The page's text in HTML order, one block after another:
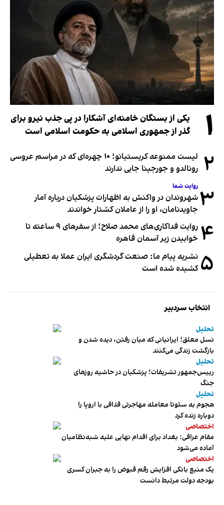
۱
یکی از بستگان خامنه‌ای آشکارا در پی جذب نیرو برای
گذر از جمهوری اسلامی به حکومت اسلامی است
۲
لیست ممنوعه کریستیانو؛ ۱۰ چهره‌ای که در مراسم عروسی
رونالدو و جورجینا جایی ندارند
۳ روایت شما
شهروندان در واکنش به اظهارات پزشکیان درباره آمار
جاویدنامان، او را از عاملان کشتار خواندند
۴
روایت فداکاری‌های محمد صلاح؛ از سفرهای ۹ ساعته تا
خوابیدن زیر آسمان قاهره
۵ نشریه پیام ما: صنعت گردشگری ایران عملا به تعطیلی
کشیده شده است
انتخاب سردبیر
تحلیل
نسل معلق؛ ایرانیانی که میان رفتن، دیده شدن و
بازگشت زندگی می‌کنند
تحلیل
رییس‌جمهور تشریفات؛ پزشکیان در حاشیه روزهای
جنگ
تحلیل
هجوم به سئوتا معامله مهاجرتی قذافی با اروپا را
دوباره زنده کرد
اختصاصی
مقام عراقی: بغداد برای اقدام نهایی علیه شبه‌نظامیان
آماده می‌شود
اختصاصی
یک منبع بانکی افزایش رقم قبوض را به جبران کسری
بودجه دولت مرتبط دانست